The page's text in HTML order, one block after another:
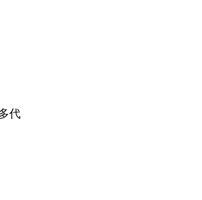
代